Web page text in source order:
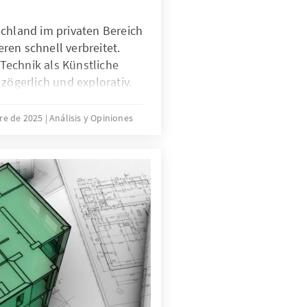
im privaten Bereich
schnell verbreitet.
als Künstliche
und explorativ.
sondern auch
es deshalb nicht
nachzubauen.
zu entwickeln oder
dass sie als
de 2025 Análisis y Opiniones